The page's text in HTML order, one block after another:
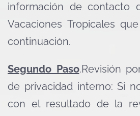
información de contacto
Vacaciones Tropicales
continuación.
Segundo Paso.Revisión
de privacidad interno: Si
con el resultado de la